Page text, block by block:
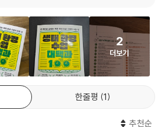
용해 나무젓가락 총을 만들어요
동물을 잡아라
먹여요
기를 없애요
는 자연이 나타나요
찢으면서 스트레스를 풀어요
높은 탑을 만들어요
서로 관계를 맺고 사는 동물과 식물을 알아봐
에 해양 생명체들도 60~75%가 사라졌습
일어난 것이 분명합니다. 공룡이 사라진 이
하지만 소행성 충돌로 인해 지구의 기후가 추
이 적응하지 못해 지구에서 사라졌다는 것이
도 세계 곳곳에서는 이상 기후가 나타나고
때처럼 무언가 지구에 큰일이 일어나고 있는
기록하거나 주제와 관련된 가치를 선택하는
사회, 실과, 미술, 융합 교과, 놀이, 행사 연계
있을 뿐 아니라 수업 준비물과 지도 방법, 수
어 교사 및 강사들이 현장에서 그때그때 필
있고 자신만의 수업으로 변형하여 응용해
초등 생태 환경 수업은 걱정이 없을 정도
교육서라 할 만하다.
2
더보기
한줄평 1
추천순